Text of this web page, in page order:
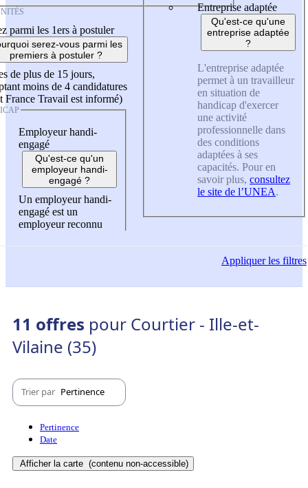
parmi les 1ers à postuler
serez-vous parmi les
premiers à postuler ?
de plus de 15 jours,
moins de 4 candidatures
France Travail est informé)
Employeur handi-
engagé
Qu'est-ce qu'un
employeur handi-
engagé ?
Un employeur handi-
engagé est un
employeur reconnu
Entreprise adaptée
Qu'est-ce qu'une
entreprise adaptée
?
L'entreprise adaptée
permet à un travailleur
en situation de
handicap d'exercer
une activité
professionnelle dans
des conditions
adaptées à ses
capacités. Pour en
savoir plus, consultez
le site de l’UNEA.
Appliquerles filtres
11 offres pour Courtier - Ille-et-
Vilaine (35)
Trier par Pertinence
Pertinence
Date
Afficher la carte (contenu non-accessible)